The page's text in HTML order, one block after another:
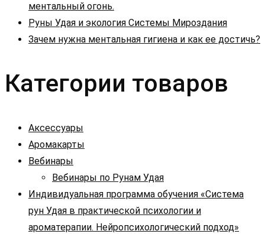
ментальный огонь.
Руны Удая и экология Системы Мироздания
Зачем нужна ментальная гигиена и как ее достичь?
Категории товаров
Аксессуары
Аромакарты
Вебинары
Вебинары по Рунам Удая
Индивидуальная программа обучения «Система
рун Удая в практической психологии и
ароматерапии. Нейропсихологический подход»